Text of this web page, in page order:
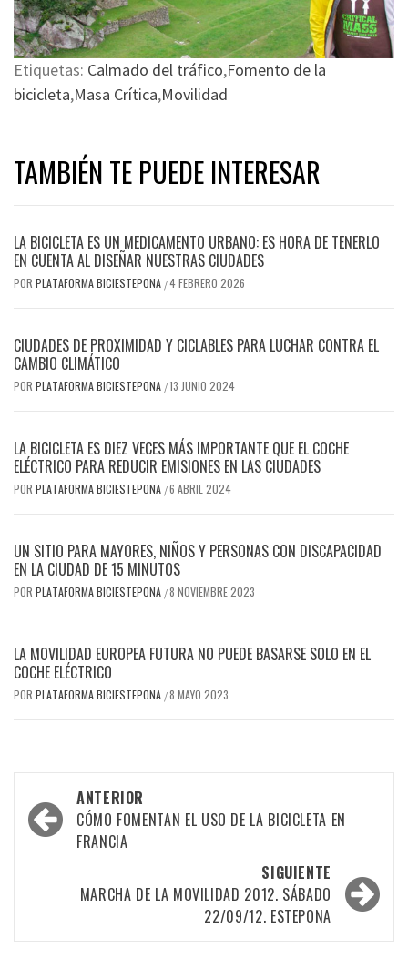
Etiquetas: Calmado del tráfico,Fomento de la
bicicleta,Masa Crítica,Movilidad
TAMBIÉN TE PUEDE INTERESAR
LA BICICLETA ES UN MEDICAMENTO URBANO: ES HORA DE TENERLO
EN CUENTA AL DISEÑAR NUESTRAS CIUDADES
POR PLATAFORMA BICIESTEPONA /4 FEBRERO 2026
CIUDADES DE PROXIMIDAD Y CICLABLES PARA LUCHAR CONTRA EL
CAMBIO CLIMÁTICO
POR PLATAFORMA BICIESTEPONA /13 JUNIO 2024
LA BICICLETA ES DIEZ VECES MÁS IMPORTANTE QUE EL COCHE
ELÉCTRICO PARA REDUCIR EMISIONES EN LAS CIUDADES
POR PLATAFORMA BICIESTEPONA /6 ABRIL 2024
UN SITIO PARA MAYORES, NIÑOS Y PERSONAS CON DISCAPACIDAD
EN LA CIUDAD DE 15 MINUTOS
POR PLATAFORMA BICIESTEPONA /8 NOVIEMBRE 2023
LA MOVILIDAD EUROPEA FUTURA NO PUEDE BASARSE SOLO EN EL
COCHE ELÉCTRICO
POR PLATAFORMA BICIESTEPONA /8 MAYO 2023
Navegación
por
entradas
ANTERIOR
CÓMO FOMENTAN EL USO DE LA BICICLETA EN
FRANCIA
SIGUIENTE
MARCHA DE LA MOVILIDAD 2012. SÁBADO
22/09/12. ESTEPONA